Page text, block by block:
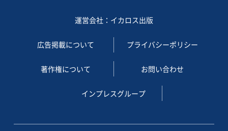
運営会社：イカロス出版
広告掲載について プライバシーポリシー
著作権について お問い合わせ
インプレスグループ